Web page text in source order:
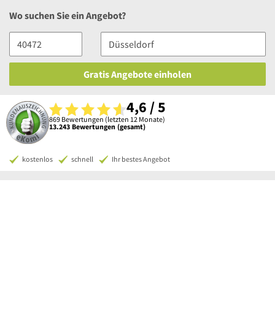
Wo suchen Sie ein Angebot?
Gratis Angebote einholen
4,6 / 5
869 Bewertungen (letzten 12 Monate)
13.243 Bewertungen (gesamt)
kostenlos schnell Ihr bestes Angebot